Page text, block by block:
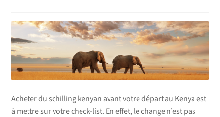
Acheter du schilling kenyan avant votre départ au Kenya est
à mettre sur votre check-list. En effet, le change n’est pas